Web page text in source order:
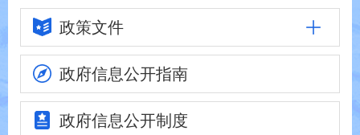
政策文件
政府信息公开指南
政府信息公开制度